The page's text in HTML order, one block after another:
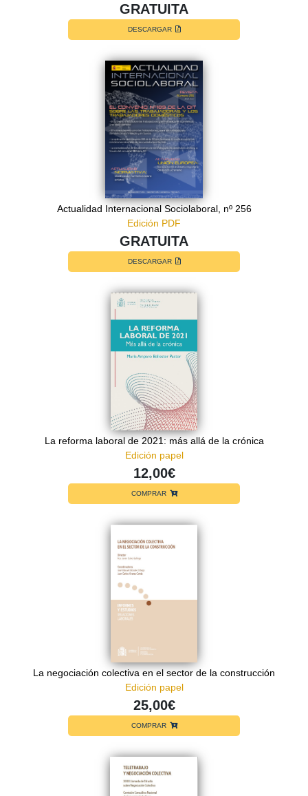
GRATUITA
DESCARGAR
Actualidad Internacional Sociolaboral, nº 256
Edición PDF
GRATUITA
DESCARGAR
La reforma laboral de 2021: más allá de la crónica
Edición papel
12,00€
COMPRAR
La negociación colectiva en el sector de la construcción
Edición papel
25,00€
COMPRAR